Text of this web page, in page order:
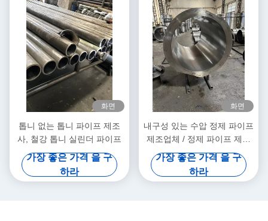
화면
톱니 없는 톱니 파이프 제조
사, 철강 톱니 실린더 파이프
가장 좋은 가격 을 구
하라
화면
내구성 있는 수압 정제 파이프
제조업체 / 정제 파이프 제조
업체
가장 좋은 가격 을 구
하라